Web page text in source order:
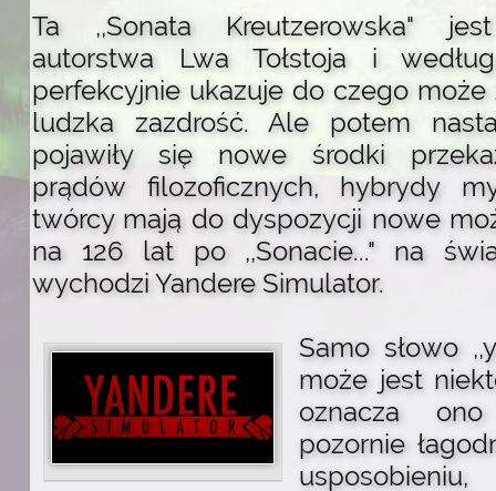
Ta ,,Sonata Kreutzerowska"
autorstwa Lwa Tołstoja i
perfekcyjnie ukazuje do czego może
ludzka zazdrość. Ale potem
pojawiły się nowe środki
prądów filozoficznych, hybrydy
twórcy mają do dyspozycji nowe
na 126 lat po ,,Sonacie..." na
wychodzi Yandere Simulator.
Samo słowo
może jest
oznacza
pozornie